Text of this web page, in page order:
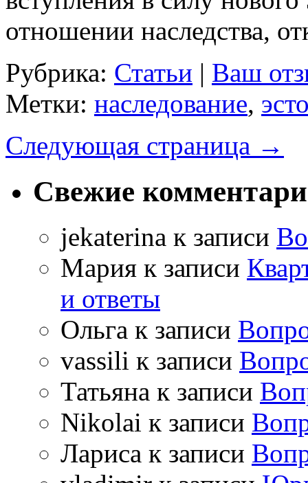
отношении наследства,
Рубрика: Статьи | Ваш
Метки: наследование,
Следующая страница →
Свежие
jekaterina к записи
Мария к записи
и ответы
Ольга к записи
vassili к записи
Татьяна к записи
Nikolai к записи
Лариса к записи